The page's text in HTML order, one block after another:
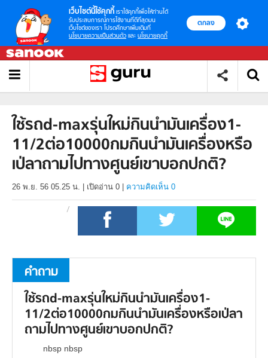
เว็บไซต์นี้ใช้คุกกี้ เราใช้คุกกี้เพื่อให้ท่านได้
รับประสบการณ์การใช้งานที่ดีที่สุดบน
เว็บไซต์ของเรา โปรดศึกษาเพิ่มเติมที่
นโยบายความเป็นส่วนตัว และ นโยบายคุกกี้
ตกลง
ใช้รถd-maxรุ่นใหม่กินนำมันเครื่อง1-
11/2ต่อ10000กมกินนำมันเครื่องหรือ
เป่ลาถามไปทางศูนย์เขาบอกปกติ?
26 พ.ย. 56 05.25 น. เปิดอ่าน 0 ความคิดเห็น 0
คำถาม
ใช้รถd-maxรุ่นใหม่กินนำมันเครื่อง1-
11/2ต่อ10000กมกินนำมันเครื่องหรือเป่ลา
ถามไปทางศูนย์เขาบอกปกติ?
nbsp nbsp